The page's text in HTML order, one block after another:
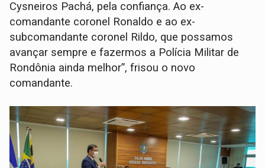
Cysneiros Pachá, pela confiança. Ao ex-
comandante coronel Ronaldo e ao ex-
subcomandante coronel Rildo, que possamos
avançar sempre e fazermos a Polícia Militar de
Rondônia ainda melhor”, frisou o novo
comandante.